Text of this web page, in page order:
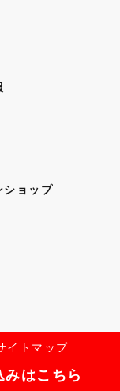
はこちら
ショップ
イトマップ